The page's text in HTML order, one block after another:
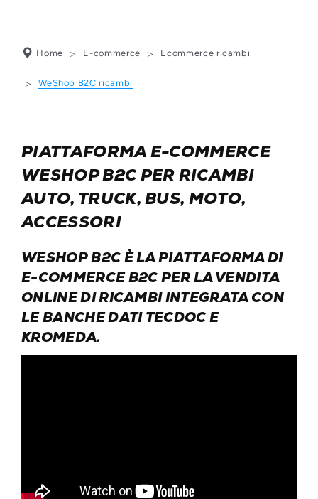
Home E-commerce Ecommerce ricambi
WeShop B2C ricambi
PIATTAFORMA E-COMMERCE
WESHOP B2C PER RICAMBI
AUTO, TRUCK, BUS, MOTO,
ACCESSORI
WESHOP B2C È LA PIATTAFORMA DI
E-COMMERCE B2C PER LA VENDITA
ONLINE DI RICAMBI INTEGRATA CON
LE BANCHE DATI TECDOC E
KROMEDA.